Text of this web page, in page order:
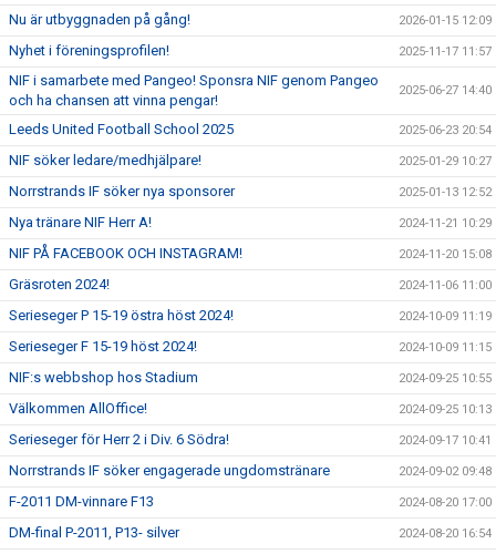
UNGDOMSDOMARE 2026
OM OSS
Nu är utbyggnaden på gång! 2026-01-15 12:09
Nyhet i föreningsprofilen! 2025-11-17 11:57
NIF i samarbete med Pangeo! Sponsra NIF genom Pangeo
och ha chansen att vinna pengar!
2025-06-27 14:40
Leeds United Football School 2025 2025-06-23 20:54
NIF söker ledare/medhjälpare! 2025-01-29 10:27
Norrstrands IF söker nya sponsorer 2025-01-13 12:52
Nya tränare NIF Herr A! 2024-11-21 10:29
NIF PÅ FACEBOOK OCH INSTAGRAM! 2024-11-20 15:08
Gräsroten 2024! 2024-11-06 11:00
Serieseger P 15-19 östra höst 2024! 2024-10-09 11:19
Serieseger F 15-19 höst 2024! 2024-10-09 11:15
NIF:s webbshop hos Stadium 2024-09-25 10:55
Välkommen AllOffice! 2024-09-25 10:13
Serieseger för Herr 2 i Div. 6 Södra! 2024-09-17 10:41
Norrstrands IF söker engagerade ungdomstränare 2024-09-02 09:48
F-2011 DM-vinnare F13 2024-08-20 17:00
DM-final P-2011, P13- silver 2024-08-20 16:54